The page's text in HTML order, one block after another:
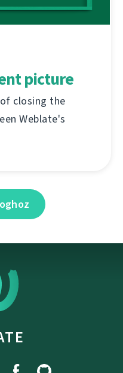
picture
closing the
Weblate's